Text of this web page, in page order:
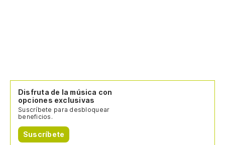
Disfruta de la música con
opciones exclusivas
Suscríbete para desbloquear
beneficios.
Suscríbete